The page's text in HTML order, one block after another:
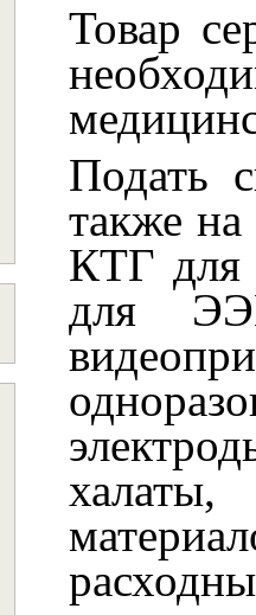
Товар
Подать
также
КТГ для
для